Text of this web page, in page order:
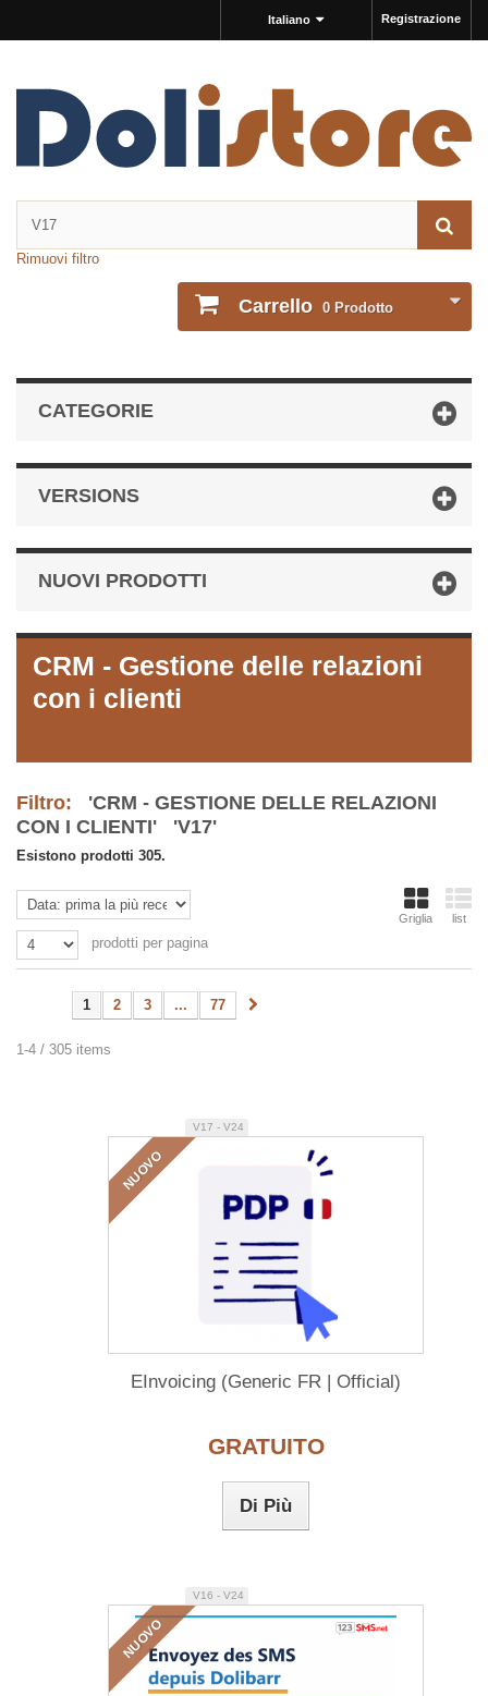
Registrazione
Italiano
Rimuovi filtro
Carrello 0 Prodotto
CATEGORIE
VERSIONS
NUOVI PRODOTTI
CRM - Gestione delle relazioni
con i clienti
Filtro:
'CRM - GESTIONE DELLE RELAZIONI
CON I CLIENTI' 'V17'
Esistono prodotti 305.
Griglia list
prodotti per pagina
1 2 3 ... 77
1-4 / 305 items
NUOVO
V17 - V24
EInvoicing (Generic FR | Official)
GRATUITO
Di Più
NUOVO
V16 - V24